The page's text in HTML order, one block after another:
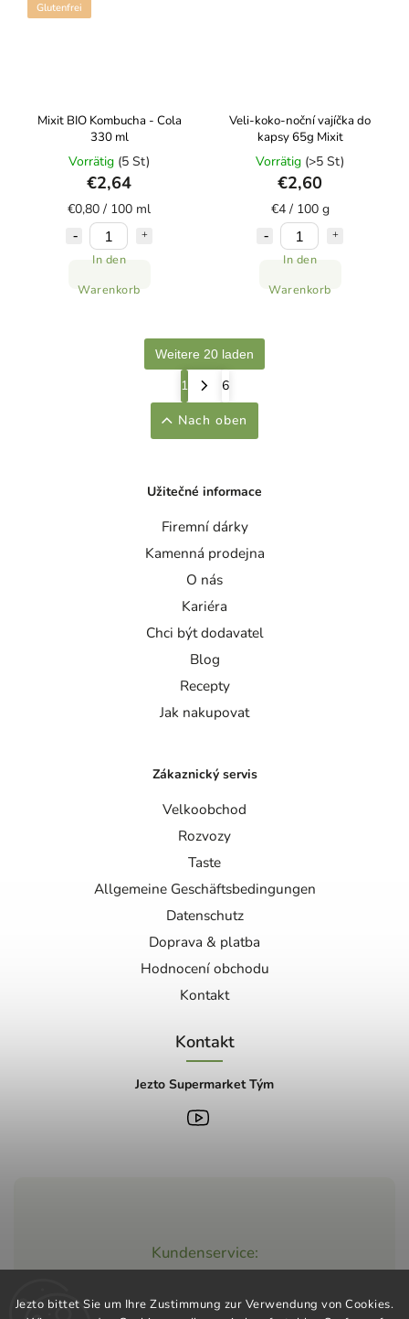
Jezto bittet Sie um Ihre Zustimmung zur Verwendung von Cookies.
Glutenfrei
Mixit BIO Kombucha - Cola
330 ml
Vorrätig (5 St)
€2,64
€0,80 / 100 ml
In den
Warenkorb
Veli-koko-noční vajíčka do
kapsy 65g Mixit
Vorrätig (>5 St)
€2,60
€4 / 100 g
In den
Warenkorb
Weitere 20 laden
1
6
Nach oben
Kundenservice:
Užitečné informace
Firemní dárky
Kamenná prodejna
O nás
Kariéra
Chci být dodavatel
Blog
Recepty
Jak nakupovat
Zákaznický servis
Velkoobchod
Rozvozy
Taste
Allgemeine Geschäftsbedingungen
Datenschutz
Doprava & platba
Hodnocení obchodu
Kontakt
Kontakt
Jezto Supermarket Tým